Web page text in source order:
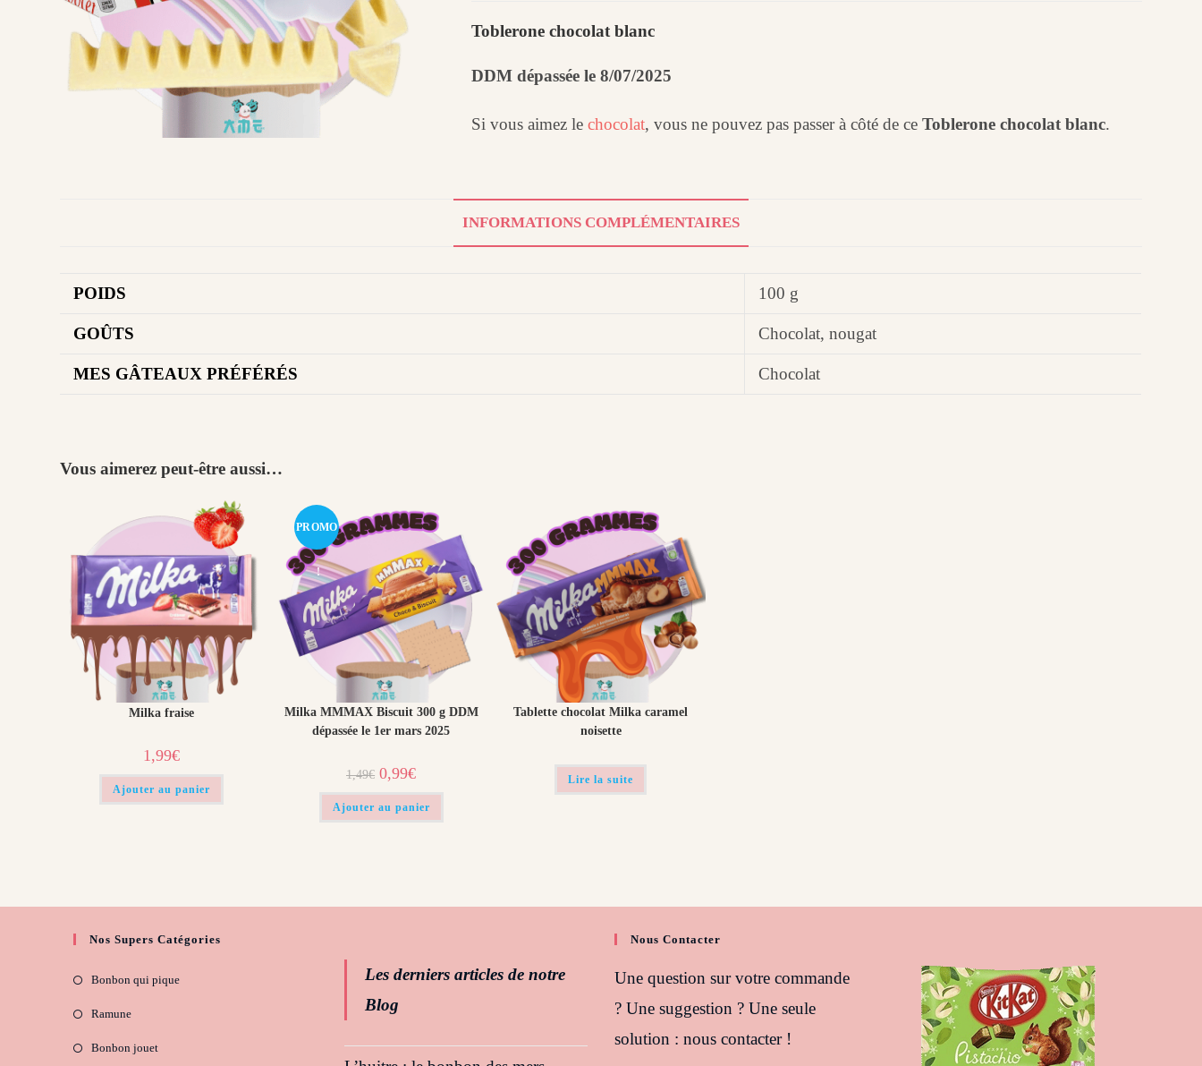
chocolat
Toblerone chocolat blanc
DDM dépassée le 8/07/2025
Si vous aimez le chocolat, vous ne pouvez pas passer à côté de ce Toblerone chocolat blanc.
INFORMATIONS COMPLÉMENTAIRES
POIDS 100 g
GOÛTS Chocolat, nougat
MES GÂTEAUX PRÉFÉRÉS Chocolat
Vous aimerez peut-être aussi…
Milka fraise
1,99€
Ajouter au panier
PROMO
!
Milka MMMAX Biscuit 300 g DDM
dépassée le 1er mars 2025
1,49€ Le
prix
initial
était :
0,99€Le
prix
actuel
est :
Ajouter au panier
Tablette chocolat Milka caramel
noisette
Lire la suite
Nos Supers Catégories
Bonbon qui pique
Ramune
Bonbon jouet
Les derniers articles de notre
Blog
Nous Contacter
Une question sur votre commande
? Une suggestion ? Une seule
solution : nous contacter !